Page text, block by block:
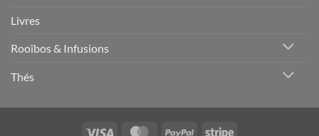
Livres
Rooïbos & Infusions
Thés
Visa MasterCardPayPal Stripe